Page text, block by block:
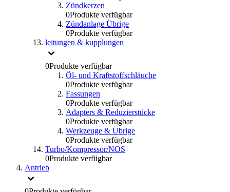
Zündkerzen
0Produkte verfügbar
Zündanlage Übrige
0Produkte verfügbar
leitungen & kupplungen
0Produkte verfügbar
Öl- und Kraftstoffschläuche
0Produkte verfügbar
Fassungen
0Produkte verfügbar
Adapters & Reduzierstücke
0Produkte verfügbar
Werkzeuge & Übrige
0Produkte verfügbar
Turbo/Kompressor/NOS
0Produkte verfügbar
Antrieb